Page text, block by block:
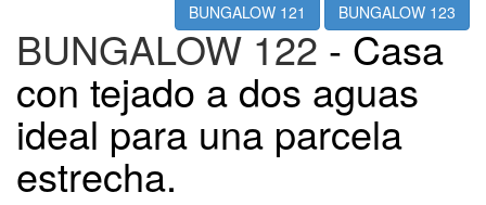
BUNGALOW 121
BUNGALOW 123
BUNGALOW 122- Casa
con tejado a dos aguas
ideal para una parcela
estrecha.